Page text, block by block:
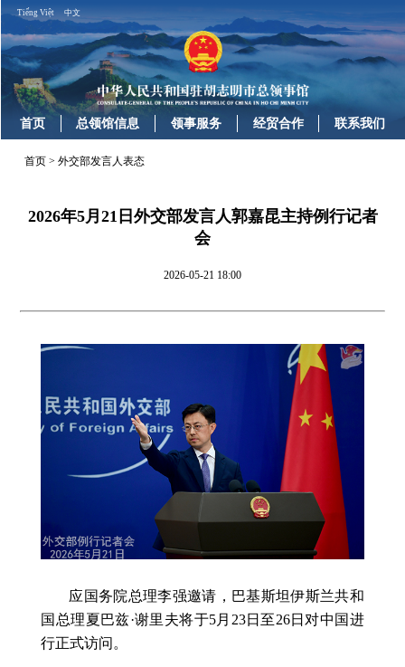
Tiếng Việt 中文
首页 总领馆信息 领事服务 经贸合作 联系我们
首页 >外交部发言人表态
2026年5月21日外交部发言人郭嘉昆主持例行记者
会
2026-05-21 18:00
应国务院总理李强邀请，巴基斯坦伊斯兰共和
国总理夏巴兹·谢里夫将于5月23日至26日对中国进
行正式访问。